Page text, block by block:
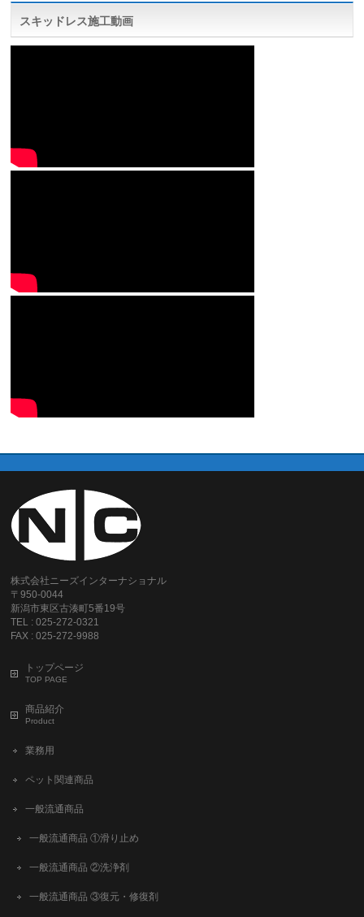
スキッドレス施工動画
株式会社ニーズインターナショナル
〒950-0044
新潟市東区古湊町5番19号
TEL : 025-272-0321
FAX : 025-272-9988
トップページ
TOP PAGE
商品紹介
Product
業務用
ペット関連商品
一般流通商品
一般流通商品 ①滑り止め
一般流通商品 ②洗浄剤
一般流通商品 ③復元・修復剤